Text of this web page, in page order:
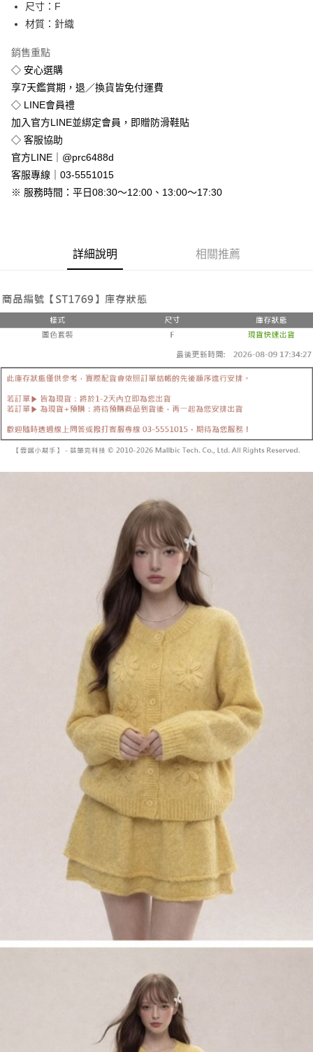
悠遊付
Google Pay
全盈+PAY
運送方式
全家付款取貨
免運費
付款後全家取貨
免運費
付款後7-11取貨
每筆NT$90，滿NT$999(含以上)免運費
每筆NT$90，滿NT$999(含以上)免運費
【宇迅國際】限一般住址，不支援智能櫃
尺寸：F
材質：針織
銷售重點
◇ 安心選購
享7天鑑賞期，退／換貨皆免付運費
◇ LINE會員禮
加入官方LINE並綁定會員，即贈防滑鞋貼
◇ 客服協助
官方LINE｜@prc6488d
客服專線｜03-5551015
※ 服務時間：平日08:30～12:00、13:00～17:30
詳細說明 相關推薦